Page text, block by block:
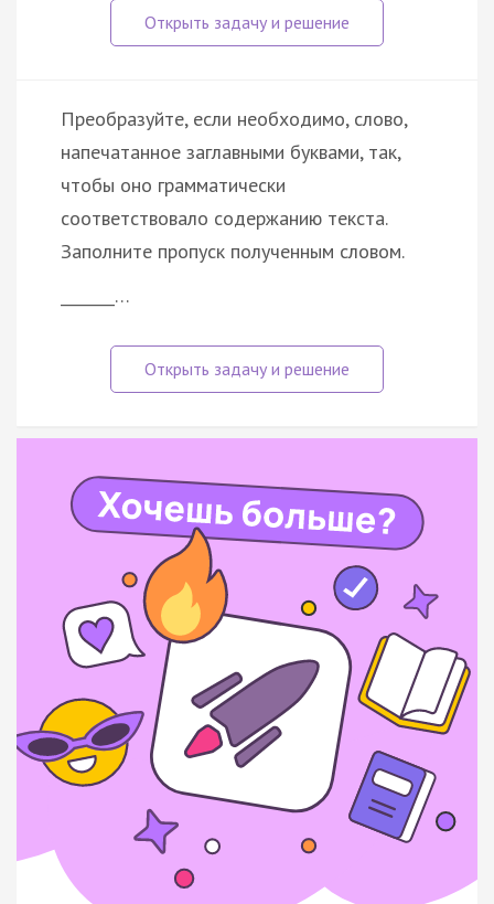
Преобразуйте, если необходимо, слово,
напечатанное заглавными буквами, так,
чтобы оно грамматически
соответствовало содержанию текста.
Заполните пропуск полученным словом.
_______…